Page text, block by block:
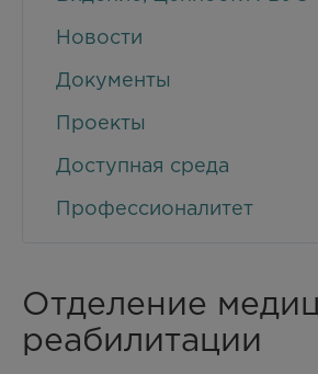
Новости
Документы
Проекты
Доступная среда
Профессионалитет
Отделение
реабилитации